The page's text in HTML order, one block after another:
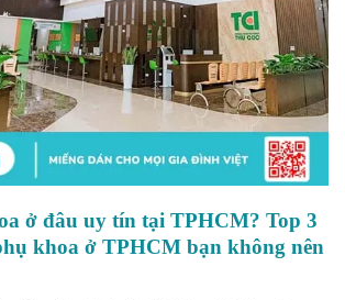
ở đâu uy tín tại TPHCM? Top 3
khoa ở TPHCM bạn không nên